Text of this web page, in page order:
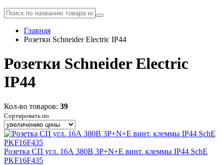
Главная
Розетки Schneider Electric IP44
Розетки Schneider Electric
IP44
Кол-во товаров: 39
Сортировать по
Розетка СП угл. 16А 380В 3P+N+E винт. клеммы IP44 SchE
PKF16F435